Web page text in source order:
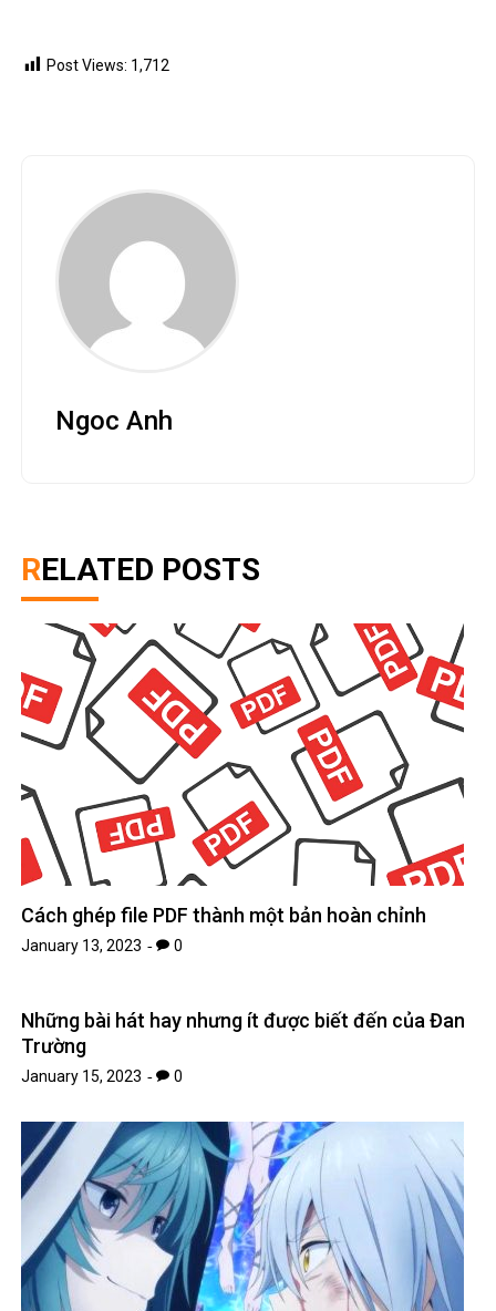
Post Views: 1,712
Ngoc Anh
RELATED POSTS
Cách ghép file PDF thành một bản hoàn chỉnh
January 13, 2023 0
Những bài hát hay nhưng ít được biết đến của Đan
Trường
January 15, 2023 0